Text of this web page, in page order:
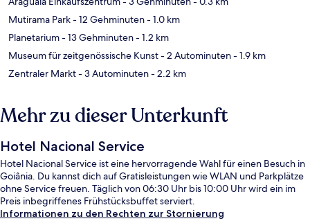
Mutirama Park- 12 Gehminuten- 1.0 km
Planetarium- 13 Gehminuten- 1.2 km
Museum für zeitgenössische Kunst- 2 Autominuten- 1.9 km
Zentraler Markt- 3 Autominuten- 2.2 km
Mehr zu dieser Unterkunft
Hotel Nacional Service
Hotel Nacional Service ist eine hervorragende Wahl für einen Besuch in
Goiânia. Du kannst dich auf Gratisleistungen wie WLAN und Parkplätze
ohne Service freuen. Täglich von 06:30 Uhr bis 10:00 Uhr wird ein im
Preis inbegriffenes Frühstücksbuffet serviert.
Informationen zu den Rechten zur Stornierung